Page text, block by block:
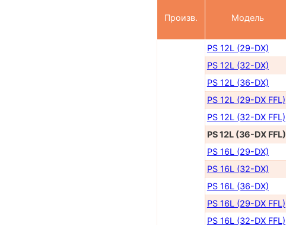
Произв. Модель
PS 12L (29-DX)
PS 12L (32-DX)
PS 12L (36-DX)
PS 12L (29-DX FFL)
PS 12L (32-DX FFL)
PS 12L (36-DX FFL)
PS 16L (29-DX)
PS 16L (32-DX)
PS 16L (36-DX)
PS 16L (29-DX FFL)
PS 16L (32-DX FFL)